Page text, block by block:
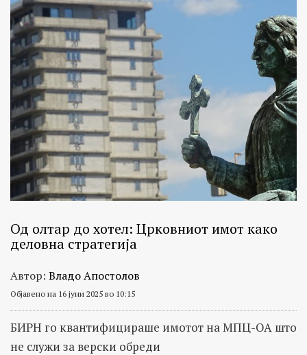
Од олтар до хотел: Црковниот имот како
деловна стратегија
Автор: Владо Апостолов
Објавено на 16 јуни 2025 во 10:15
БИРН го квантифицираше имотот на МПЦ-ОА што
не служи за верски обреди